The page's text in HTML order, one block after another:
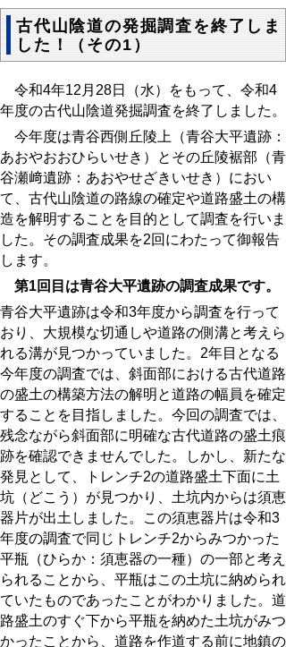
古代山陰道の発掘調査を終了しま
した！（その1）
令和4年12 月28日（水）をもって、令和4
年度の古代山陰道発掘調査を終了しました。
今年度は青谷西側丘陵上（青谷大平遺跡：
あおやおおひらいせき）とその丘陵裾部（青
谷瀬﨑遺跡：あおやせざきいせき）におい
て、古代山陰道の路線の確定や道路盛土の構
造を解明することを目的として調査を行いま
した。その調査成果を2回にわたって御報告
します。
第1回目は青谷大平遺跡の調査成果です。
青谷大平遺跡は令和3年度から調査を行って
おり、大規模な切通しや道路の側溝と考えら
れる溝が見つかっていました。2年目となる
今年度の調査では、斜面部における古代道路
の盛土の構築方法の解明と道路の幅員を確定
することを目指しました。今回の調査では、
残念ながら斜面部に明確な古代道路の盛土痕
跡を確認できませんでした。しかし、新たな
発見として、トレンチ2の道路盛土下面に土
坑（どこう）が見つかり、土坑内からは須恵
器片が出土しました。この須恵器片は令和3
年度の調査で同じトレンチ2からみつかった
平瓶（ひらか：須恵器の一種）の一部と考え
られることから、平瓶はこの土坑に納められ
ていたものであったことがわかりました。道
路盛土のすぐ下から平瓶を納めた土坑がみつ
かったことから、道路を作道する前に地鎮の